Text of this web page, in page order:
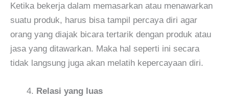
Ketika bekerja dalam memasarkan atau menawarkan
suatu produk, harus bisa tampil percaya diri agar
orang yang diajak bicara tertarik dengan produk atau
jasa yang ditawarkan. Maka hal seperti ini secara
tidak langsung juga akan melatih kepercayaan diri.
Relasi yang luas